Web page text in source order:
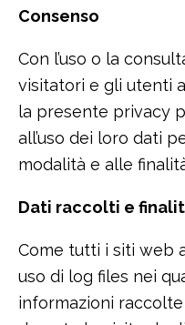
Consenso
Con l’uso o la
visitatori e gli utenti
la presente privacy
all’uso dei loro dati
modalità e alle
Dati raccolti e
Come tutti i siti web
uso di log files nei
informazioni